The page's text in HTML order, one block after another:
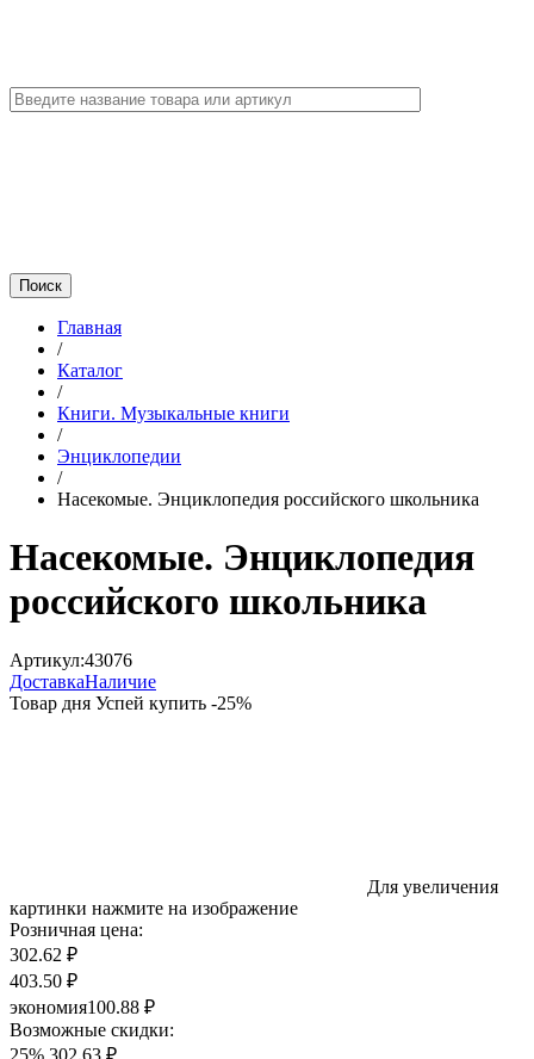
Главная
/
Каталог
/
Книги. Музыкальные книги
/
Энциклопедии
/
Насекомые. Энциклопедия российского школьника
Насекомые. Энциклопедия
российского школьника
Артикул:43076
ДоставкаНаличие
Товар дня Успей купить -25%
Для увеличения
картинки нажмите на изображение
Розничная цена:
302.62 ₽
403.50 ₽
экономия100.88 ₽
Возможные скидки:
25% 302.63 ₽